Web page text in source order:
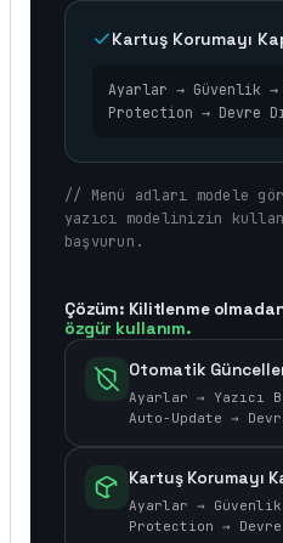
Kartuş Korumayı
Ayarlar → Güvenlik
Protection → Devre
// Menü adları modele
yazıcı modelinizin
başvurun.
Çözüm: Kilitlenme
özgür kullanım.
Otomatik
Ayarlar → Yazıcı
Auto-Update →
Kartuş Korumayı
Ayarlar →
Protection → Devre